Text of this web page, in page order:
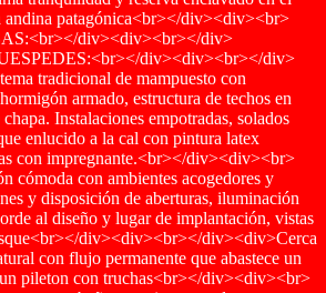
andina patagónica<br></div><div><br>
div><div><br></div>
div><div><br></div>
tradicional de mampuesto con
armado, estructura de techos en
Instalaciones empotradas, solados
enlucido a la cal con pintura latex
con impregnante.<br></div><div><br>
cómoda con ambientes acogedores y
y disposición de aberturas, iluminación
al diseño y lugar de implantación, vistas
div><div><br></div><div>Cerca
con flujo permanente que abastece un
pileton con truchas<br></div><div><br>